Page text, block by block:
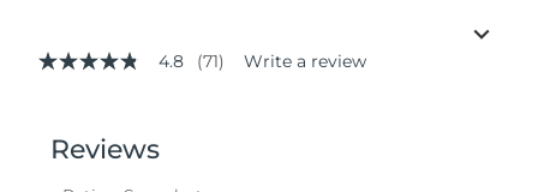
4.8
stars,
average
4.8 (71) Write a review